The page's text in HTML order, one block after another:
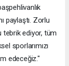
paylaştı. Zorlu
tebrik ediyor, tüm
sporlarımızı
edeceğiz."